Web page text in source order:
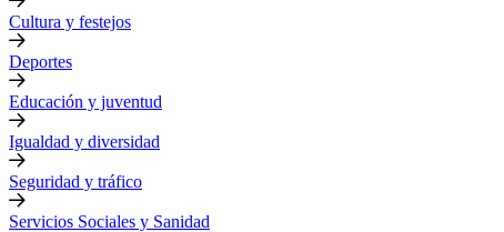
Cultura y festejos
Deportes
Educación y juventud
Igualdad y diversidad
Seguridad y tráfico
Servicios Sociales y Sanidad